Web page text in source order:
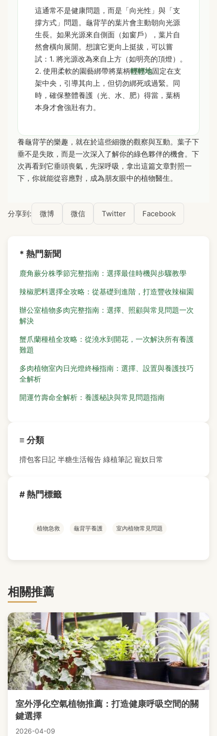
這通常不是健康問題，而是「向光性」與「支
撐方式」問題。龜背芋的葉片會主動朝向光源
生長。如果光源來自側面（如窗戶），葉片自
然會橫向展開。想讓它更向上挺拔，可以嘗
試：1. 將光源改為來自上方（如明亮的頂燈）。
2. 使用柔軟的園藝綁帶將葉柄輕輕地固定在支
架中央，引導其向上，但切勿綁死或過緊。同
時，確保整體養護（光、水、肥）得當，葉柄
本身才會強壯有力。
養龜背芋的樂趣，就在於這些細微的觀察與互動。葉子下
垂不是失敗，而是一次深入了解你的綠色夥伴的機會。下
次再看到它垂頭喪氣，先深呼吸，拿出這篇文章對照一
下，你就能從容應對，成為朋友眼中的植物醫生。
分享到: 微博 微信 Twitter Facebook
* 熱門新聞
鹿角蕨分株季節完整指南：選擇最佳時機與步驟教學
辣椒肥料選擇全攻略：從基礎到進階，打造豐收辣椒園
辦公室植物多肉完整指南：選擇、照顧與常見問題一次
解決
蟹爪蘭種植全攻略：從澆水到開花，一次解決所有養護
難題
多肉植物室內日光燈終極指南：選擇、設置與養護技巧
全解析
開運竹壽命全解析：養護秘訣與常見問題指南
≡ 分類
揹包客日記 半糖生活報告 綠植筆記 寵奴日常
# 熱門標籤
植物急救 龜背芋養護 室內植物常見問題
相關推薦
室外淨化空氣植物推薦：打造健康呼吸空間的關
鍵選擇
2026-04-09